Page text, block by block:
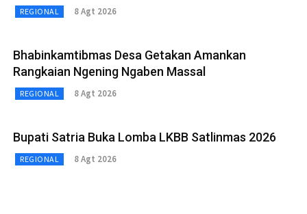
REGIONAL 8 Agt 2026
Bhabinkamtibmas Desa Getakan Amankan
Rangkaian Ngening Ngaben Massal
REGIONAL 8 Agt 2026
Bupati Satria Buka Lomba LKBB Satlinmas 2026
REGIONAL 8 Agt 2026